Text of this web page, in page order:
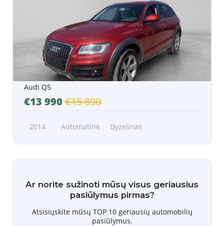
Audi Q5
€13 990 €15 890
2014 Automatinė Dyzelinas
Ar norite sužinoti mūsų visus geriausius
pasiūlymus pirmas?
Atsisiųskite mūsų TOP 10 geriausių automobilių
pasiūlymus.